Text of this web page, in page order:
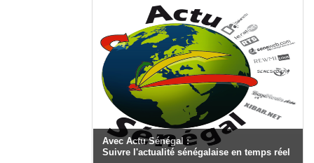
Avec Actu Sénégal :
Suivre l'actualité sénégalaise en temps réel